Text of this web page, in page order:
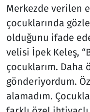
Merkezde verilen
çocuklarında
olduğunu ifade
velisi İpek Keleş,
çocuklarım. Daha
gönderiyordum.
alamadım.